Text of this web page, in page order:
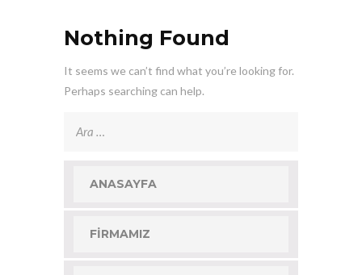
Nothing Found
It seems we can’t find what you’re looking for.
Perhaps searching can help.
ANASAYFA
FIRMAMIZ